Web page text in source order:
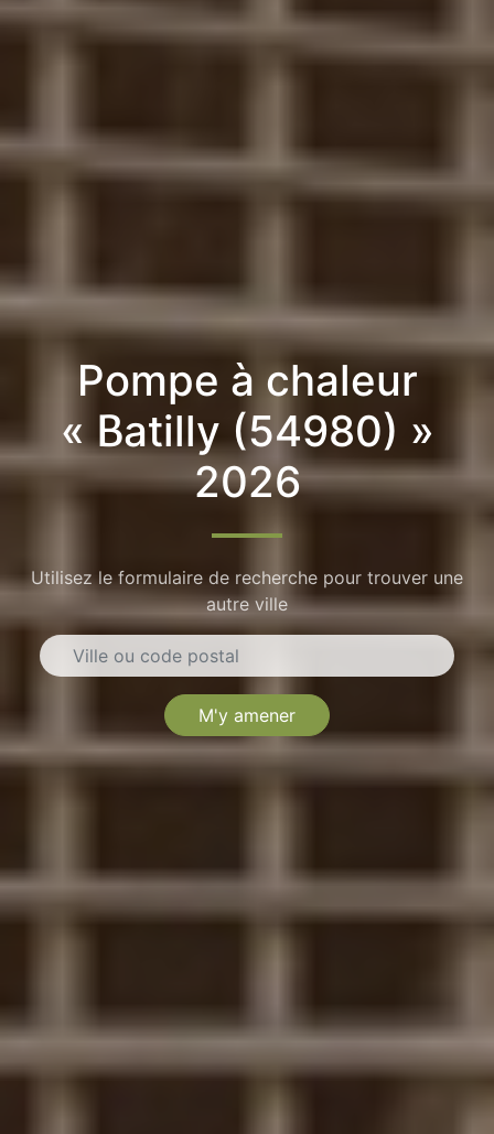
Pompe à chaleur
« Batilly (54980) »
2026
Utilisez le formulaire de recherche pour trouver une
autre ville
M'y amener